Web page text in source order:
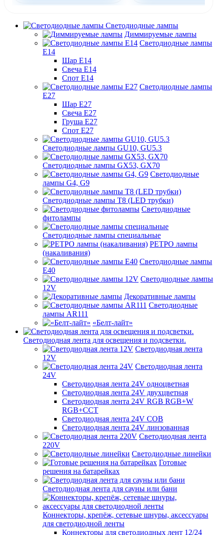
Светодиодные лампы
Диммируемые лампы
Светодиодные лампы
Е14
Шар Е14
Свеча Е14
Спот Е14
Светодиодные лампы
Е27
Шар Е27
Свеча Е27
Груша Е27
Спот Е27
Светодиодные лампы GU10, GU5.3
Светодиодные лампы GX53, GX70
Светодиодные
лампы G4, G9
Светодиодные лампы Т8 (LED трубки)
Светодиодные
фитолампы
Светодиодные лампы специальные
РЕТРО лампы
(накаливания)
Светодиодные лампы
E40
Светодиодные лампы
12V
Декоративные лампы
Светодиодные
лампы AR111
«Белт-лайт»
Светодиодная лента для освещения и подсветки.
Светодиодная лента
12V
Светодиодная лента
24V
Светодиодная лента 24V одноцветная
Светодиодная лента 24V двухцветная
Светодиодная лента 24V RGB RGB+W
RGB+CCT
Светодиодная лента 24V COB
Светодиодная лента 24V линзованная
Светодиодная лента
220V
Светодиодные линейки
Готовые
решения на батарейках
Светодиодная лента для сауны или бани
Коннекторы, крепёж, сетевые шнуры, аксессуары
для светодиодной ленты
Коннекторы для светодиодных лент 12/24